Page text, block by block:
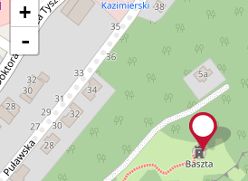
+
-